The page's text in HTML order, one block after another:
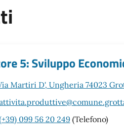
5: Sviluppo
Martiri D', Ungheria 74023
099 56 20 249(Telefono)